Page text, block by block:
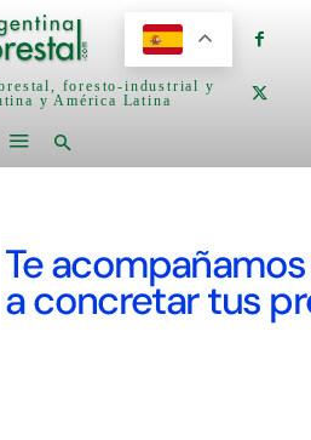
foresto-industrial y
y América Latina